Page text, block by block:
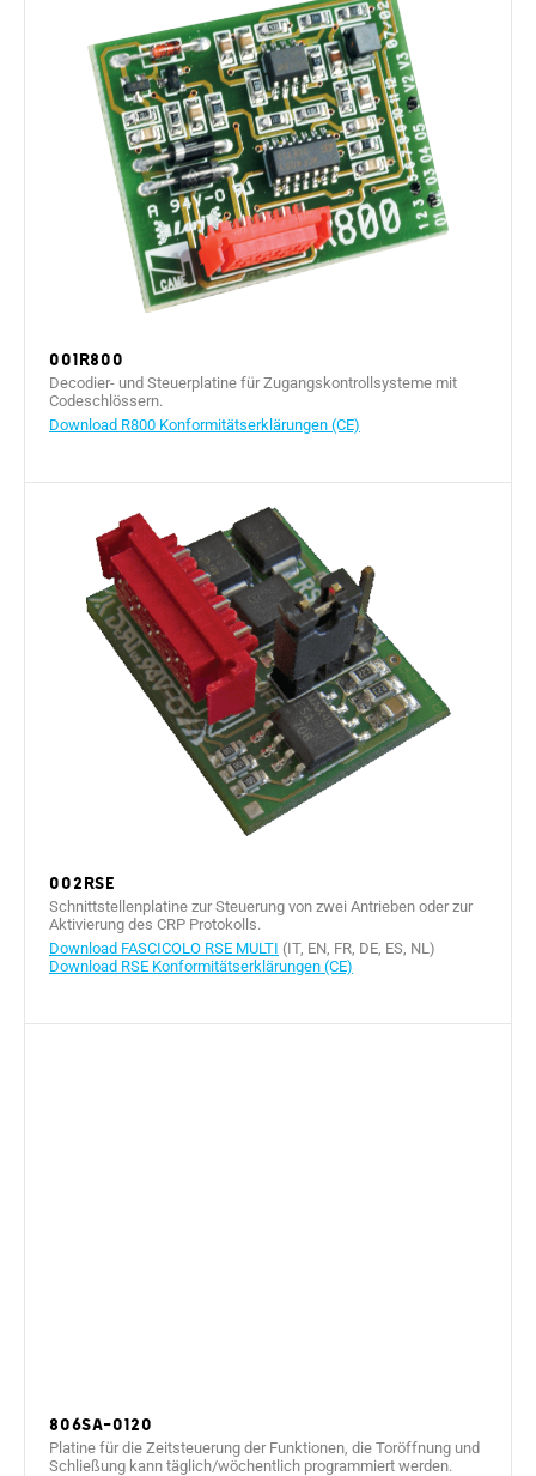
001R800
Decodier- und Steuerplatine für Zugangskontrollsysteme mit
Codeschlössern.
Download R800 Konformitätserklärungen (CE)
002RSE
Schnittstellenplatine zur Steuerung von zwei Antrieben oder zur
Aktivierung des CRP Protokolls.
Download FASCICOLO RSE MULTI (IT, EN, FR, DE, ES, NL)
Download RSE Konformitätserklärungen (CE)
806SA-0120
Platine für die Zeitsteuerung der Funktionen, die Toröffnung und
Schließung kann täglich/wöchentlich programmiert werden.